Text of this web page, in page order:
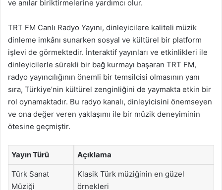
ve anılar biriktirmelerine yardımcı olur.
TRT FM Canlı Radyo Yayını, dinleyicilere kaliteli müzik
dinleme imkânı sunarken sosyal ve kültürel bir platform
işlevi de görmektedir. İnteraktif yayınları ve etkinlikleri ile
dinleyicilerle sürekli bir bağ kurmayı başaran TRT FM,
radyo yayıncılığının önemli bir temsilcisi olmasının yanı
sıra, Türkiye’nin kültürel zenginliğini de yaymakta etkin bir
rol oynamaktadır. Bu radyo kanalı, dinleyicisini önemseyen
ve ona değer veren yaklaşımı ile bir müzik deneyiminin
ötesine geçmiştir.
Yayın Türü Açıklama
Türk Sanat
Müziği
Klasik Türk müziğinin en güzel
örnekleri